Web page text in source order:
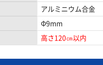
アルミニウム合金
Φ9mm
高さ120㎝以内